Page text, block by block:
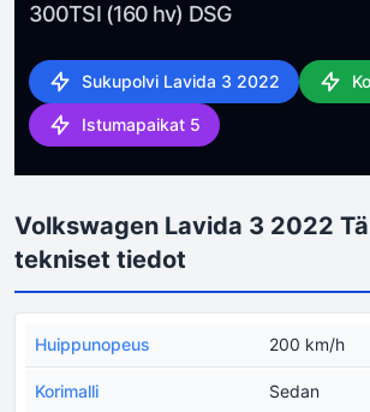
300TSI (160 hv) DSG
Sukupolvi Lavida 3 2022
Istumapaikat 5
Volkswagen Lavida 3 2022
tekniset tiedot
Huippunopeus 200 km/h
Korimalli Sedan